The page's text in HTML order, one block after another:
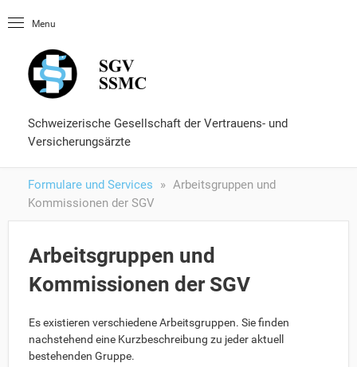
Menu
Schweizerische Gesellschaft der Vertrauens- und
Versicherungsärzte
Formulare und Services
Arbeitsgruppen und
Kommissionen der SGV
Arbeitsgruppen und
Kommissionen der SGV
Es existieren verschiedene Arbeitsgruppen. Sie finden
nachstehend eine Kurzbeschreibung zu jeder aktuell
bestehenden Gruppe.
Nachschlagewerke
Fähigkeitsausweis
Formulare und Services